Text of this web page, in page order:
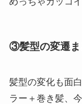
③髪型の変遷ま
髪型の変化も面
ラー＋巻き髪、